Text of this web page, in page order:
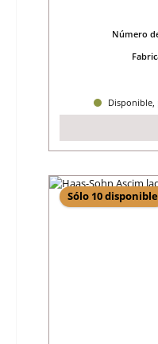
Número
Disponible,
Sólo 10 disponible